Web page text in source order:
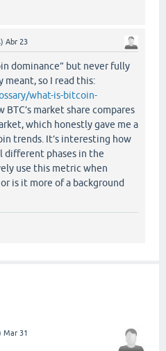
Abr 23
dominance” but never fully
so I read this:
what-is-bitcoin-
BTC’s market share compares
which honestly gave me a
trends. It’s interesting how
different phases in the
use this metric when
is it more of a background
Mar 31